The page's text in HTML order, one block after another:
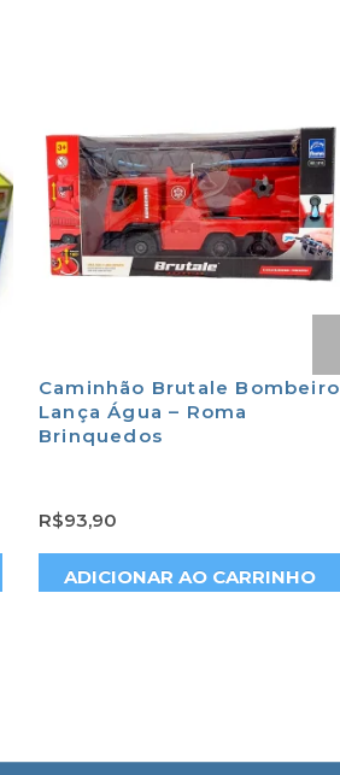
Caminhão Brutale Bombeiro
Lança Água – Roma
Brinquedos
R$93,90
ADICIONAR AO CARRINHO